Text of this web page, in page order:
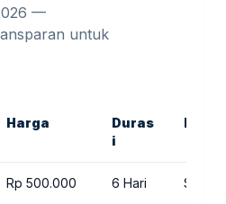
—
untuk
Harga
Duras
i
Fitur
Rp 500.000 6 Hari Setup